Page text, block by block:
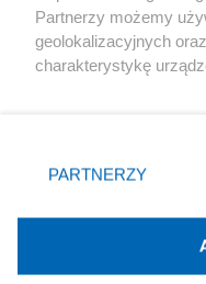
Partnerzy możemy
geolokalizacyjnych
charakterystykę
zmienić/wycofać
znajdujący się w
rodzaje przetwarzania
użytkownika, ale
przetwarzaniu.
PARTNERZY